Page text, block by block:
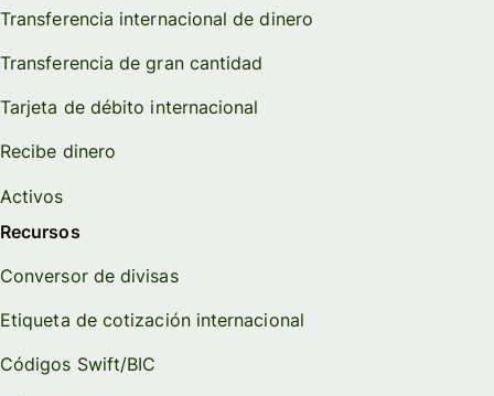
Transferencia internacional de dinero
Transferencia de gran cantidad
Tarjeta de débito internacional
Recibe dinero
Activos
Recursos
Conversor de divisas
Etiqueta de cotización internacional
Códigos Swift/BIC